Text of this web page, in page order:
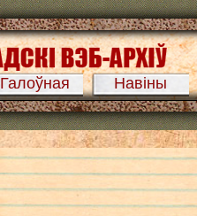
Галоўная Навіны